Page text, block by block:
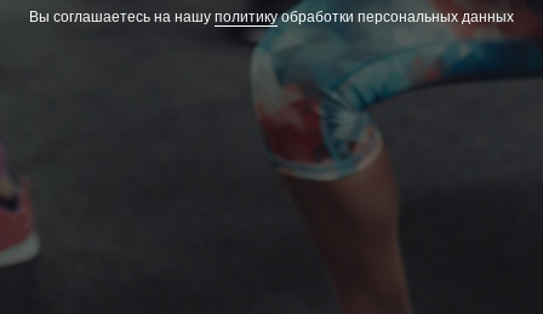
Вы соглашаетесь на нашу политикуобработки персональных данных